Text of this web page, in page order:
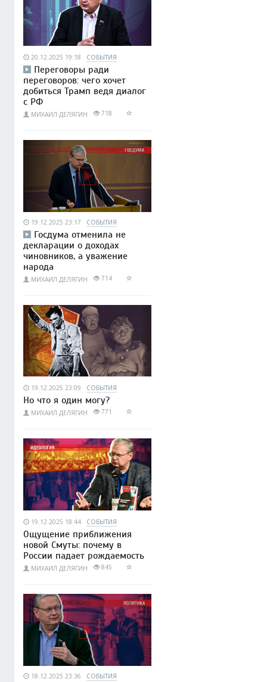
20.12.2025 19:18 СОБЫТИЯ
Переговоры ради
переговоров: чего хочет
добиться Трамп ведя диалог
с РФ
МИХАИЛ ДЕЛЯГИН 718
19.12.2025 23:17 СОБЫТИЯ
Госдума отменила не
декларации о доходах
чиновников, а уважение
народа
МИХАИЛ ДЕЛЯГИН 714
19.12.2025 23:09 СОБЫТИЯ
Но что я один могу?
МИХАИЛ ДЕЛЯГИН 771
19.12.2025 18:44 СОБЫТИЯ
Ощущение приближения
новой Смуты: почему в
России падает рождаемость
МИХАИЛ ДЕЛЯГИН 845
18.12.2025 23:36 СОБЫТИЯ